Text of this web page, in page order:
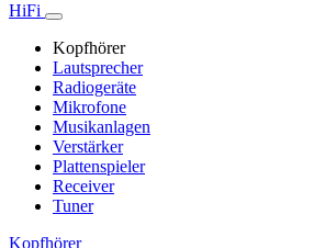
HiFi
Kopfhörer
Lautsprecher
Radiogeräte
Mikrofone
Musikanlagen
Verstärker
Plattenspieler
Receiver
Tuner
Kopfhörer